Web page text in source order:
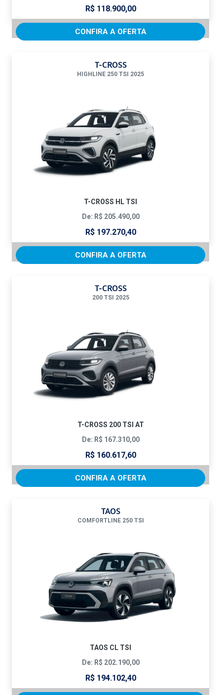
R$ 118.900,00
CONFIRA A OFERTA
T-CROSS
HIGHLINE 250 TSI 2025
T-CROSS HL TSI
De: R$ 205.490,00
R$ 197.270,40
CONFIRA A OFERTA
T-CROSS
200 TSI 2025
T-CROSS 200 TSI AT
De: R$ 167.310,00
R$ 160.617,60
CONFIRA A OFERTA
TAOS
COMFORTLINE 250 TSI
TAOS CL TSI
De: R$ 202.190,00
R$ 194.102,40